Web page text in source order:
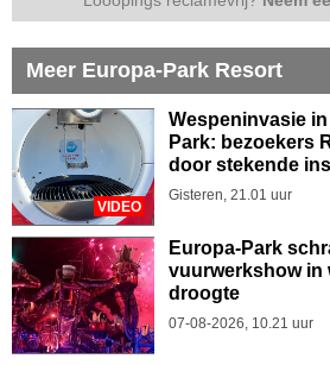
Meer Europa-Park Resort
VIDEO
Wespeninvasie
Park: bezoekers
door stekende
Gisteren, 21.01 uur
Europa-Park
vuurwerkshow in
droogte
07-08-2026, 10.21 uur